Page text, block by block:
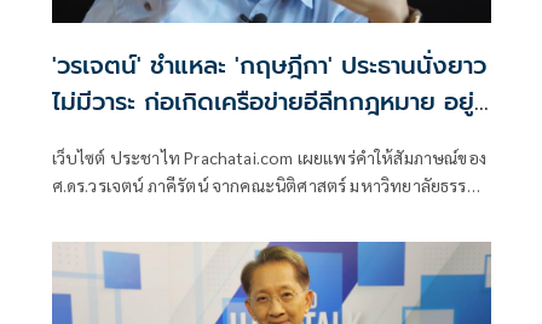
'วรเจตน์' ชำแหละ 'กฤษฎีกา' ประธานนั่งยาว
ไม่มีวาระ ก่อเกิดเครือข่ายอีลีทกฎหมาย อยู่
เว็บไซต์ ประชาไท Prachatai.com เผยแพร่คำให้สัมภาษณ์ของ
ศ.ดร.วรเจตน์ ภาคีรัตน์ จากคณะนิติศาสตร์ มหาวิทยาลัยธรรม